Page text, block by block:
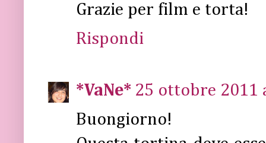
Grazie per film e torta!
Rispondi
*VaNe* 25 ottobre 2011
Buongiorno!